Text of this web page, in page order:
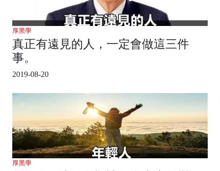
厚黑學
真正有遠見的人，一定會做這三件
事。
2019-08-20
厚黑學